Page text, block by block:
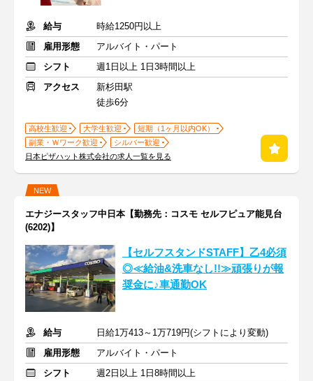
給与
時給1250円以上
雇用形態
アルバイト・パート
シフト
週1日以上 1日3時間以上
アクセス
新杉田駅
徒歩6分
高校生歓迎 大学生歓迎
短期（1ヶ月以内OK）
副業・Ｗワーク歓迎
シルバー歓迎
日本ピザハット株式会社の求人一覧を見る
NEW
エナジースタッフ中日本【勤務先：コスモ セルフピュア能見台
(6202)】
【セルフスタンドSTAFF】乙4必須
◎≪給油&洗車なし!!≫頑張りが報
奨金に♪車通勤OK
給与
日給1万413～1万719円(シフトにより変動)
雇用形態
アルバイト・パート
シフト
週2日以上 1日8時間以上